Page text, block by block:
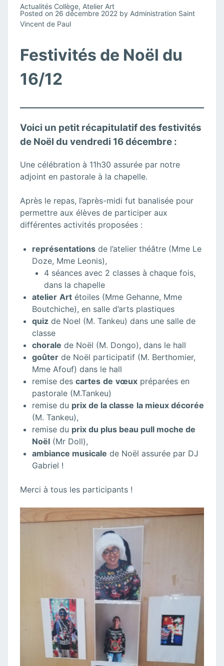
Actualités Collège, Atelier Art
Posted on 26 décembre 2022 by Administration Saint
Vincent de Paul
Festivités de Noël du
16/12
Voici un petit récapitulatif des festivités
de Noël du vendredi 16 décembre :
Une célébration à 11h30 assurée par notre
adjoint en pastorale à la chapelle.
Après le repas, l’après-midi fut banalisée pour
permettre aux élèves de participer aux
différentes activités proposées :
représentations de l’atelier théâtre (Mme Le
Doze, Mme Leonis),
4 séances avec 2 classes à chaque fois,
dans la chapelle
atelier Art étoiles (Mme Gehanne, Mme
Boutchiche), en salle d’arts plastiques
quiz de Noel (M. Tankeu) dans une salle de
classe
chorale de Noël (M. Dongo), dans le hall
goûter de Noël participatif (M. Berthomier,
Mme Afouf) dans le hall
remise des cartes de vœux préparées en
pastorale (M.Tankeu)
remise du prix de la classe la mieux décorée
(M. Tankeu),
remise du prix du plus beau pull moche de
Noël (Mr Doll),
ambiance musicale de Noël assurée par DJ
Gabriel !
Merci à tous les participants !